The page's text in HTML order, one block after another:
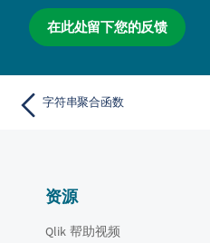
在此处留下您的反馈
字符串聚合函数
资源
Qlik 帮助视频